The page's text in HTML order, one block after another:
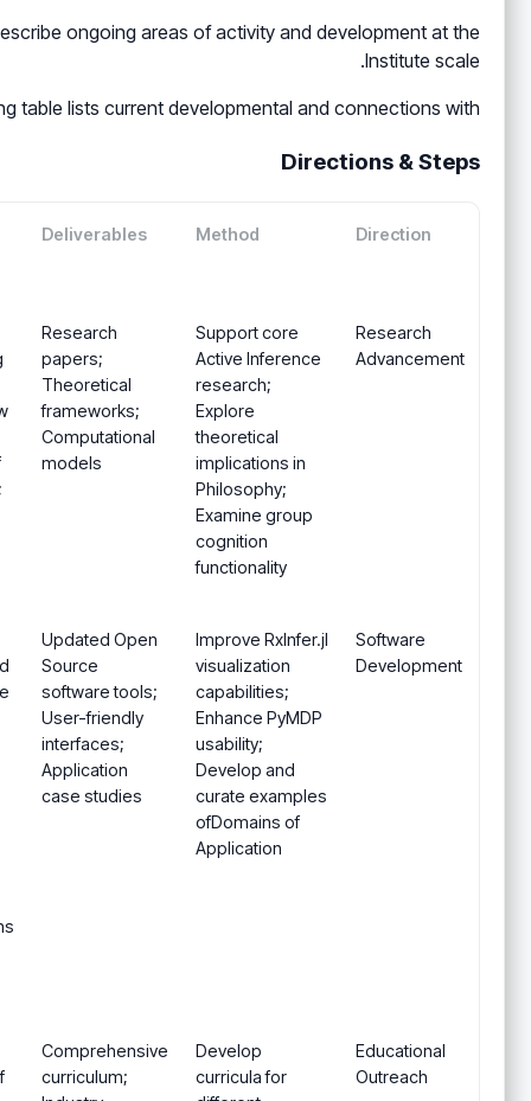
ongoing areas of activity and development at the
Institute scale.
table lists current developmental and connections with
Directions & Steps
Direction
Method
Deliverables
Research
Advancement
Support core
Active Inference
research;
Explore
theoretical
implications in
Philosophy;
Examine group
cognition
functionality
Research
papers;
Theoretical
frameworks;
Computational
models
Software
Development
Improve RxInfer.jl
visualization
capabilities;
Enhance PyMDP
usability;
Develop and
curate examples
ofDomains of
Application
Updated Open
Source
software tools;
User-friendly
interfaces;
Application
case studies
Educational
Outreach
Develop
curricula for
Comprehensive
curriculum;